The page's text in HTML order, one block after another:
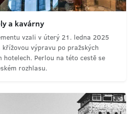
a kavárny
vzali v úterý 21. ledna 2025
křížovou výpravu po pražských
hotelech. Perlou na této cestě se
rozhlasu.